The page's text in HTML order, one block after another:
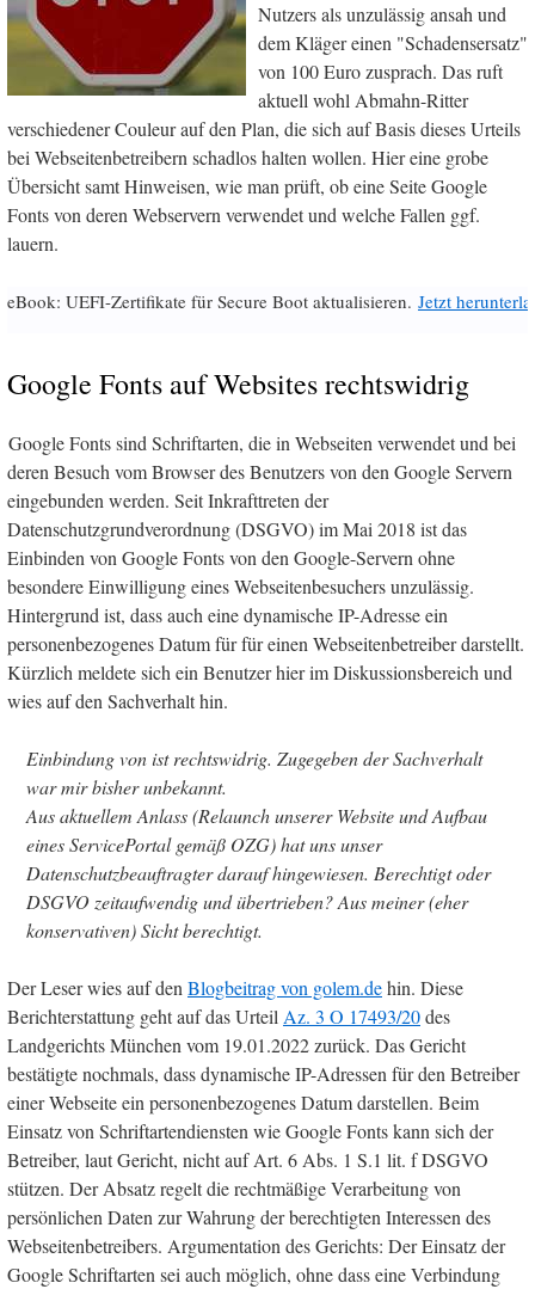
Nutzers als unzulässig ansah und
dem Kläger einen "Schadensersatz"
von 100 Euro zusprach. Das ruft
aktuell wohl Abmahn-Ritter
verschiedener Couleur auf den Plan, die sich auf Basis dieses Urteils
bei Webseitenbetreibern schadlos halten wollen. Hier eine grobe
Übersicht samt Hinweisen, wie man prüft, ob eine Seite Google
Fonts von deren Webservern verwendet und welche Fallen ggf.
lauern.
eBook: UEFI-Zertifikate für Secure Boot aktualisieren. Jetzt
Google Fonts auf Websites rechtswidrig
Google Fonts sind Schriftarten, die in Webseiten verwendet und bei
deren Besuch vom Browser des Benutzers von den Google Servern
eingebunden werden. Seit Inkrafttreten der
Datenschutzgrundverordnung (DSGVO) im Mai 2018 ist das
Einbinden von Google Fonts von den Google-Servern ohne
besondere Einwilligung eines Webseitenbesuchers unzulässig.
Hintergrund ist, dass auch eine dynamische IP-Adresse ein
personenbezogenes Datum für für einen Webseitenbetreiber darstellt.
Kürzlich meldete sich ein Benutzer hier im Diskussionsbereich und
wies auf den Sachverhalt hin.
Einbindung von ist rechtswidrig. Zugegeben der Sachverhalt
war mir bisher unbekannt.
Aus aktuellem Anlass (Relaunch unserer Website und Aufbau
eines ServicePortal gemäß OZG) hat uns unser
Datenschutzbeauftragter darauf hingewiesen. Berechtigt oder
DSGVO zeitaufwendig und übertrieben? Aus meiner (eher
konservativen) Sicht berechtigt.
Der Leser wies auf denBlogbeitrag von golem.dehin. Diese
Berichterstattung geht auf das UrteilAz. 3 O 17493/20des
Landgerichts München vom 19.01.2022 zurück. Das Gericht
bestätigte nochmals, dass dynamische IP-Adressen für den Betreiber
einer Webseite ein personenbezogenes Datum darstellen. Beim
Einsatz von Schriftartendiensten wie Google Fonts kann sich der
Betreiber, laut Gericht, nicht auf Art. 6 Abs. 1 S.1 lit. f DSGVO
stützen. Der Absatz regelt die rechtmäßige Verarbeitung von
persönlichen Daten zur Wahrung der berechtigten Interessen des
Webseitenbetreibers. Argumentation des Gerichts: Der Einsatz der
Google Schriftarten sei auch möglich, ohne dass eine Verbindung